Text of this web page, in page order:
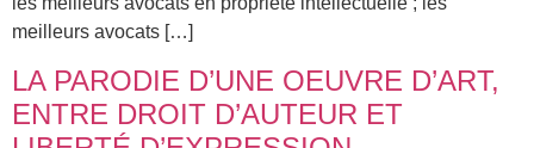
meilleurs avocats […]
LA PARODIE D’UNE OEUVRE D’ART,
ENTRE DROIT D’AUTEUR ET